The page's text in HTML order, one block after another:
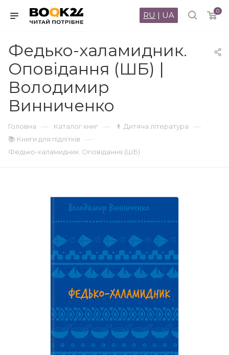
0
RU | UA
Федько-халамидник.
Оповідання (ШБ) |
Володимир
Винниченко
Головна — Каталог книг — 👨 Дитяча література —
📚 Книги для підлітків —
Федько-халамидник. Оповідання (ШБ)